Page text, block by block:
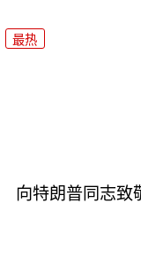
最热
向特朗普同志致